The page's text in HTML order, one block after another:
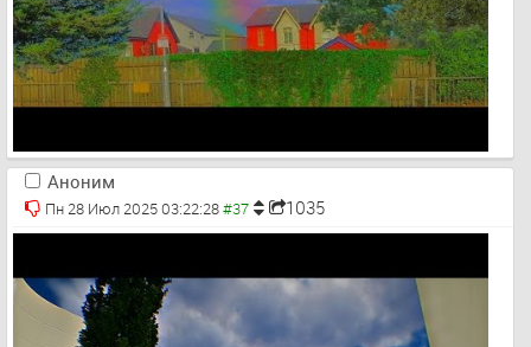
Аноним
Пн 28 Июл 2025 03:22:28 1035